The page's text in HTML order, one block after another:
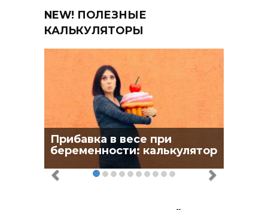
NEW! ПОЛЕЗНЫЕ
КАЛЬКУЛЯТОРЫ
Прибавка в весе при
беременности: калькулятор